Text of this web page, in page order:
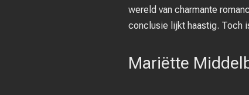
wereld van charmante
conclusie lijkt haastig. Toch
Mariëtte